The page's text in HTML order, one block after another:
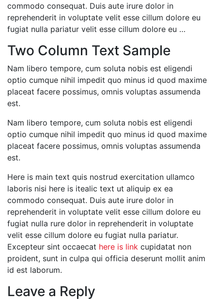
commodo consequat. Duis aute irure dolor in
reprehenderit in voluptate velit esse cillum dolore eu
fugiat nulla pariatur velit esse cillum dolore eu …
Two Column Text Sample
Nam libero tempore, cum soluta nobis est eligendi
optio cumque nihil impedit quo minus id quod maxime
placeat facere possimus, omnis voluptas assumenda
est.
Nam libero tempore, cum soluta nobis est eligendi
optio cumque nihil impedit quo minus id quod maxime
placeat facere possimus, omnis voluptas assumenda
est.
Here is main text quis nostrud exercitation ullamco
laboris nisi here is itealic text ut aliquip ex ea
commodo consequat. Duis aute irure dolor in
reprehenderit in voluptate velit esse cillum dolore eu
fugiat nulla rure dolor in reprehenderit in voluptate
velit esse cillum dolore eu fugiat nulla pariatur.
Excepteur sint occaecat here is link cupidatat non
proident, sunt in culpa qui officia deserunt mollit anim
id est laborum.
Leave a Reply